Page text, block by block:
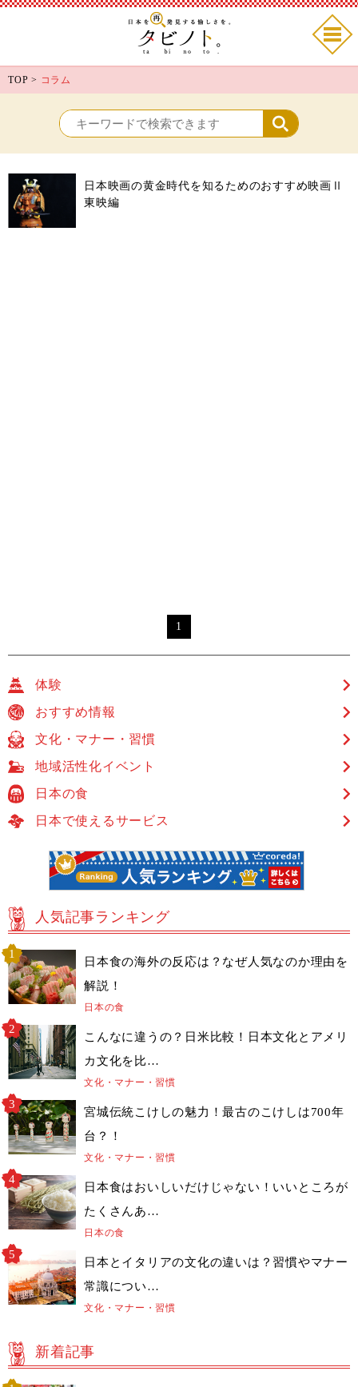
TOP > コラム
日本映画の黄金時代を知るためのおすすめ映画Ⅱ
東映編
1
体験
おすすめ情報
文化・マナー・習慣
地域活性化イベント
日本の食
日本で使えるサービス
人気記事ランキング
日本食の海外の反応は？なぜ人気なのか理由を
解説！
日本の食
こんなに違うの？日米比較！日本文化とアメリ
カ文化を比…
文化・マナー・習慣
宮城伝統こけしの魅力！最古のこけしは700年
台？！
文化・マナー・習慣
日本食はおいしいだけじゃない！いいところが
たくさんあ…
日本の食
日本とイタリアの文化の違いは？習慣やマナー
常識につい…
文化・マナー・習慣
新着記事